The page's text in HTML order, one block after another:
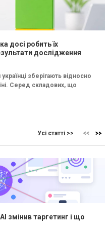
досі робить їх
дослідження
зберігають відносно
Серед складових, що
Усі статті >>
змінив таргетинг і що